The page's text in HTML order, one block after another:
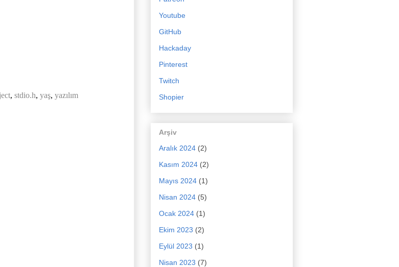
, stdio.h, yaş, yazılım
Youtube
GitHub
Hackaday
Pinterest
Twitch
Shopier
Arşiv
Aralık 2024 (2)
Kasım 2024 (2)
Mayıs 2024 (1)
Nisan 2024 (5)
Ocak 2024 (1)
Ekim 2023 (2)
Eylül 2023 (1)
Nisan 2023 (7)